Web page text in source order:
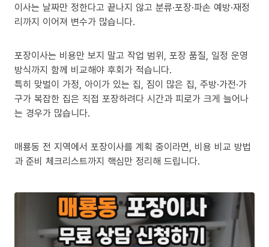
이사는 날짜만 정한다고 끝나지 않고 분류·포장·파손 예방·재정
리까지 이어져 변수가 많습니다.
포장이사는 비용만 보지 말고 작업 범위, 포장 품질, 일정 운영
방식까지 함께 비교해야 후회가 적습니다.
특히 맞벌이 가정, 아이가 있는 집, 짐이 많은 집, 주방·가전·가
구가 복잡한 집은 직접 포장하려다 시간과 피로가 크게 늘어나
는 경우가 많습니다.
매룡동 전 지역에서 포장이사를 계획 중이라면, 비용 비교 방법
과 준비 체크리스트까지 핵심만 정리해 드립니다.